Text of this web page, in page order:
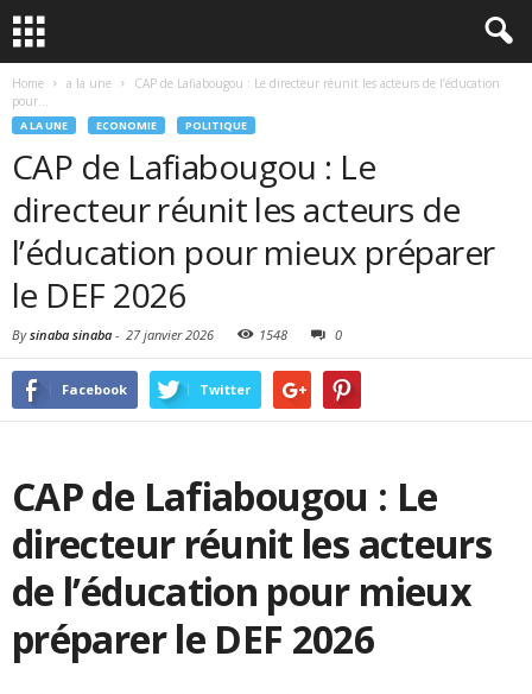
Home a la une
CAP de Lafiabougou : Le directeur réunit les acteurs de l’éducation
pour...
A LA UNE ECONOMIE POLITIQUE
CAP de Lafiabougou : Le
directeur réunit les acteurs de
l’éducation pour mieux préparer
le DEF 2026
Bysinaba sinaba - 27 janvier 2026 1548 0
Facebook Twitter
CAP de Lafiabougou : Le
directeur réunit les acteurs
de l’éducation pour mieux
préparer le DEF 2026